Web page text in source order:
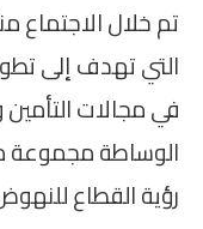
تم خلال
التي تهدف إلى
في مجالات
الوساطة مجموعة
رؤية القطاع